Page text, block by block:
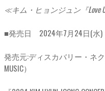
≪キム・ヒョンジュン『Love
■発売日 2024年7月24日(水)
発売元:ディスカバリー・ネク
MUSIC）